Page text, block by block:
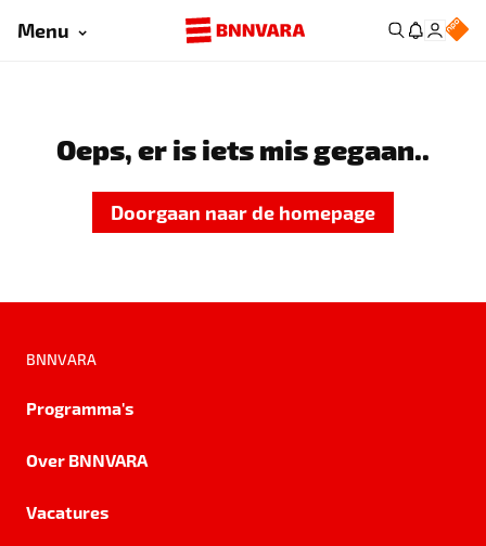
Menu
Oeps, er is iets mis gegaan..
Doorgaan naar de homepage
BNNVARA
Programma's
Over BNNVARA
Vacatures